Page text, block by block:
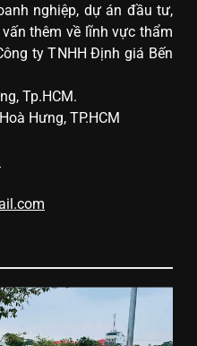
nghiệp, dự án đầu tư,
thêm về lĩnh vực thẩm
ty TNHH Định giá Bến
Tp.HCM.
Hưng, TP.HCM